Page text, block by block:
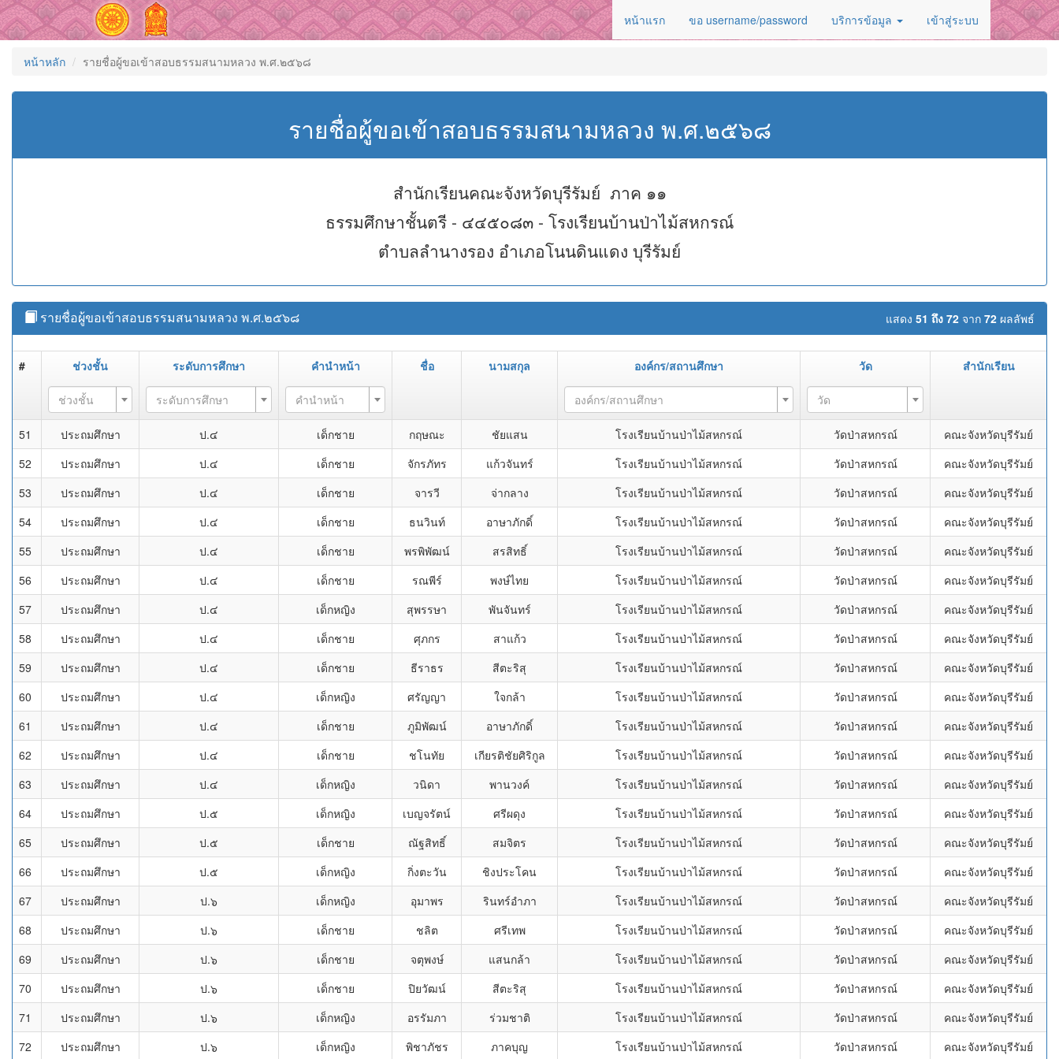
หน้าแรก ขอ username/password บริการข้อมูล เข้าสู่ระบบ
หน้าหลัก รายชื่อผู้ขอเข้าสอบธรรมสนามหลวง พ.ศ.๒๕๖๘
รายชื่อผู้ขอเข้าสอบธรรมสนามหลวง พ.ศ.๒๕๖๘
สำนักเรียนคณะจังหวัดบุรีรัมย์ ภาค ๑๑
ธรรมศึกษาชั้นตรี - ๔๔๕๐๘๓ - โรงเรียนบ้านป่าไม้สหกรณ์
ตำบลลำนางรอง อำเภอโนนดินแดง บุรีรัมย์
แสดง 51 ถึง 72 จาก 72 ผลลัพธ์
รายชื่อผู้ขอเข้าสอบธรรมสนามหลวง พ.ศ.๒๕๖๘
# ช่วงชั้น ระดับการศึกษา คำนำหน้า ชื่อ นามสกุล องค์กร/สถานศึกษา วัด สำนักเรียน
ช่วงชั้น ระดับการศึกษา คำนำหน้า องค์กร/สถานศึกษา วัด
51 ประถมศึกษา ป.๔ เด็กชาย กฤษณะ ชัยแสน โรงเรียนบ้านป่าไม้สหกรณ์ วัดป่าสหกรณ์
คณะจังหวัดบุรีรัมย์
52
ประถมศึกษา ป.๔ เด็กชาย จักรภัทร แก้วจันทร์ โรงเรียนบ้านป่าไม้สหกรณ์ วัดป่าสหกรณ์
คณะจังหวัดบุรีรัมย์
53
ประถมศึกษา ป.๔ เด็กชาย จารวี จ่ากลาง โรงเรียนบ้านป่าไม้สหกรณ์ วัดป่าสหกรณ์
คณะจังหวัดบุรีรัมย์
54
ประถมศึกษา ป.๔ เด็กชาย ธนวินท์ อาษาภักดิ์ โรงเรียนบ้านป่าไม้สหกรณ์ วัดป่าสหกรณ์
คณะจังหวัดบุรีรัมย์
55
ประถมศึกษา ป.๔ เด็กชาย พรพิพัฒน์ สรสิทธิ์ โรงเรียนบ้านป่าไม้สหกรณ์ วัดป่าสหกรณ์
คณะจังหวัดบุรีรัมย์
56
ประถมศึกษา ป.๔ เด็กชาย รณพีร์ พงษ์ไทย โรงเรียนบ้านป่าไม้สหกรณ์ วัดป่าสหกรณ์
คณะจังหวัดบุรีรัมย์
57
ประถมศึกษา ป.๔ เด็กหญิง สุพรรษา พันจันทร์ โรงเรียนบ้านป่าไม้สหกรณ์ วัดป่าสหกรณ์
คณะจังหวัดบุรีรัมย์
58
ประถมศึกษา ป.๔ เด็กชาย ศุภกร สาแก้ว โรงเรียนบ้านป่าไม้สหกรณ์ วัดป่าสหกรณ์
คณะจังหวัดบุรีรัมย์
59
ประถมศึกษา ป.๔ เด็กชาย ธีราธร สีตะริสุ โรงเรียนบ้านป่าไม้สหกรณ์ วัดป่าสหกรณ์
คณะจังหวัดบุรีรัมย์
60
ประถมศึกษา ป.๔ เด็กหญิง ศรัญญา ใจกล้า โรงเรียนบ้านป่าไม้สหกรณ์ วัดป่าสหกรณ์
คณะจังหวัดบุรีรัมย์
61
ประถมศึกษา ป.๔ เด็กชาย ภูมิพัฒน์ อาษาภักดิ์ โรงเรียนบ้านป่าไม้สหกรณ์ วัดป่าสหกรณ์
คณะจังหวัดบุรีรัมย์
62
ประถมศึกษา ป.๔ เด็กชาย ชโนทัย เกียรติชัยศิริกูล โรงเรียนบ้านป่าไม้สหกรณ์ วัดป่าสหกรณ์
คณะจังหวัดบุรีรัมย์
63
ประถมศึกษา ป.๔ เด็กหญิง วนิดา พานวงค์ โรงเรียนบ้านป่าไม้สหกรณ์ วัดป่าสหกรณ์
คณะจังหวัดบุรีรัมย์
64
ประถมศึกษา ป.๕ เด็กหญิง เบญจรัตน์ ศรีผดุง โรงเรียนบ้านป่าไม้สหกรณ์ วัดป่าสหกรณ์
คณะจังหวัดบุรีรัมย์
65
ประถมศึกษา ป.๕ เด็กชาย ณัฐสิทธิ์ สมจิตร โรงเรียนบ้านป่าไม้สหกรณ์ วัดป่าสหกรณ์
คณะจังหวัดบุรีรัมย์
66
ประถมศึกษา ป.๕ เด็กหญิง กิ่งตะวัน ชิงประโคน โรงเรียนบ้านป่าไม้สหกรณ์ วัดป่าสหกรณ์
คณะจังหวัดบุรีรัมย์
67
ประถมศึกษา ป.๖ เด็กหญิง อุมาพร รินทร์อำภา โรงเรียนบ้านป่าไม้สหกรณ์ วัดป่าสหกรณ์
คณะจังหวัดบุรีรัมย์
68
ประถมศึกษา ป.๖ เด็กชาย ชลิต ศรีเทพ โรงเรียนบ้านป่าไม้สหกรณ์ วัดป่าสหกรณ์
คณะจังหวัดบุรีรัมย์
69
ประถมศึกษา ป.๖ เด็กชาย จตุพงษ์ แสนกล้า โรงเรียนบ้านป่าไม้สหกรณ์ วัดป่าสหกรณ์
คณะจังหวัดบุรีรัมย์
70
ประถมศึกษา ป.๖ เด็กชาย ปิยวัฒน์ สีตะริสุ โรงเรียนบ้านป่าไม้สหกรณ์ วัดป่าสหกรณ์
คณะจังหวัดบุรีรัมย์
71
ประถมศึกษา ป.๖ เด็กหญิง อรรัมภา ร่วมชาติ โรงเรียนบ้านป่าไม้สหกรณ์ วัดป่าสหกรณ์
คณะจังหวัดบุรีรัมย์
72
ประถมศึกษา ป.๖ เด็กหญิง พิชาภัชร ภาคบุญ โรงเรียนบ้านป่าไม้สหกรณ์ วัดป่าสหกรณ์ คณะจังหวัดบุรีรัมย์